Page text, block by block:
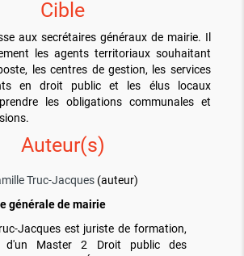
Cible
aux secrétaires généraux de mairie. Il
les agents territoriaux souhaitant
les centres de gestion, les services
en droit public et les élus locaux
les obligations communales et
Auteur(s)
Truc-Jacques(auteur)
générale de mairie
Jacques est juriste de formation,
d'un Master 2 Droit public des